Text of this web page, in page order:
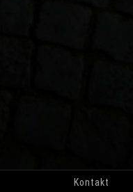
Kontakt